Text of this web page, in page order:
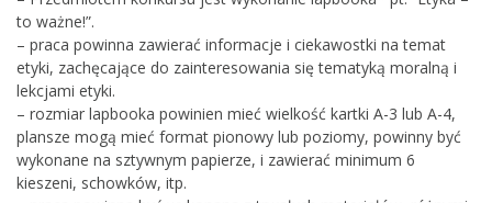
to ważne!”.
– praca powinna zawierać informacje i ciekawostki na temat
etyki, zachęcające do zainteresowania się tematyką moralną i
lekcjami etyki.
– rozmiar lapbooka powinien mieć wielkość kartki A-3 lub A-4,
plansze mogą mieć format pionowy lub poziomy, powinny być
wykonane na sztywnym papierze, i zawierać minimum 6
kieszeni, schowków, itp.